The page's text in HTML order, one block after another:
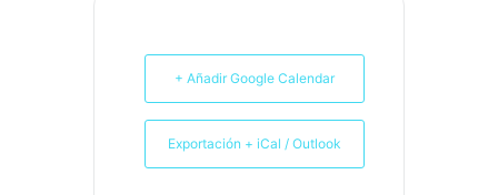
+ Añadir Google Calendar
Exportación + iCal / Outlook